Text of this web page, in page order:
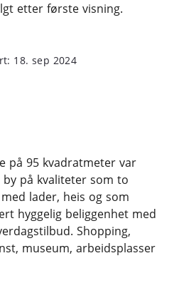
etter første visning.
18. sep 2024
på 95 kvadratmeter var
på kvaliteter som to
lader, heis og som
hyggelig beliggenhet med
Shopping,
museum, arbeidsplasser